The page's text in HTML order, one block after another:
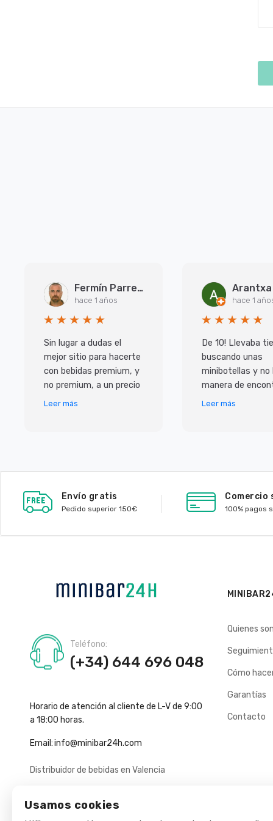
Usamos cookies
Fermín Parreño Torres
hace 1 años
Sin lugar a dudas el
mejor sitio para hacerte
con bebidas premium, y
no premium, a un precio
inmejorable. Pero lo que
Leer más
hace 1
De 10! Llevaba
buscando unas
minibotellas y no
manera de
y las que habian
Leer más
Envío gratis
Pedido superior 150€
Comercio
100% pagos
Teléfono:
(+34) 644 696 048
Horario de atención al cliente de L-V de 9:00
a 18:00 horas.
Email:info@minibar24h.com
Distribuidor de bebidas en Valencia
Quienes
Cómo
Garantías
Contacto